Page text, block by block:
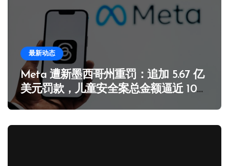
最新动态
Meta 遭新墨西哥州重罚：追加 5.67 亿
美元罚款，儿童安全案总金额逼近 10
亿